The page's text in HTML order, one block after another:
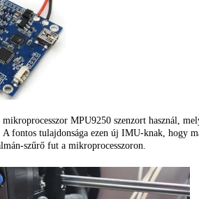
MPU9250 szenzort használ,
A fontos tulajdonsága ezen új IMU-knak, hogy
szűrő fut a mikroprocesszoron.